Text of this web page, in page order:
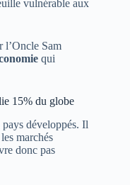
vulnérable aux
l’Oncle Sam
qui
15% du globe
développés. Il
marchés
donc pas